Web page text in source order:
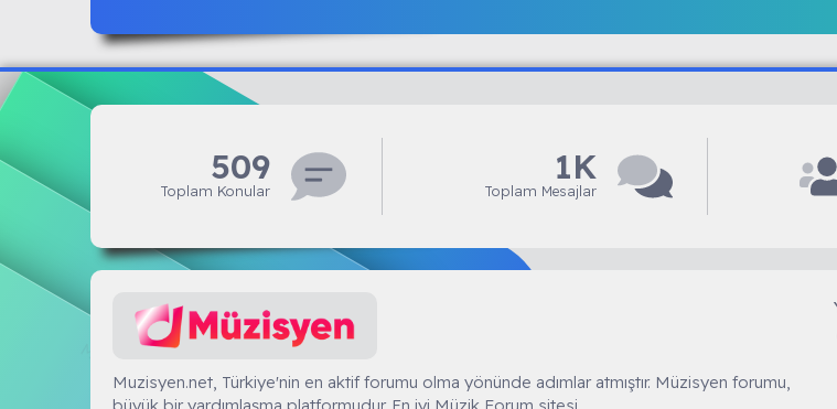
Muzisyen.NET
509
Toplam Konular
1K
Toplam Mesajlar
Muzisyen.net, Türkiye'nin en aktif forumu olma yönünde adımlar atmıştır. Müzisyen forumu,